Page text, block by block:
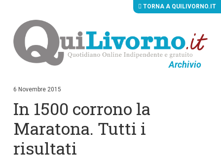
Archivio
i
i
t
e
n
TORNA A QUILIVORNO.IT
6 Novembre 2015
In 1500 corrono la
Maratona. Tutti i
risultati